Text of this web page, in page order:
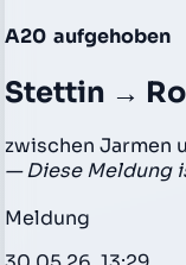
A20 aufgehoben
Stettin →
zwischen Jarmen
— Diese Meldung
Meldung